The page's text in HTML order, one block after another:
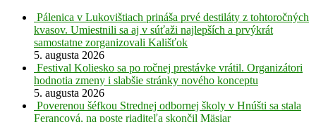
Pálenica v Lukovištiach prináša prvé destiláty z tohtoročných
kvasov. Umiestnili sa aj v súťaži najlepších a prvýkrát
samostatne zorganizovali Kališťok
5. augusta 2026
Festival Koliesko sa po ročnej prestávke vrátil. Organizátori
hodnotia zmeny i slabšie stránky nového konceptu
5. augusta 2026
Poverenou šéfkou Strednej odbornej školy v Hnúšti sa stala
Ferancová, na poste riaditeľa skončil Mäsiar